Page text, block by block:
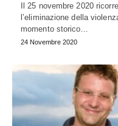
Il 25 novembre 2020
l’eliminazione della
momento storico…
24 Novembre 2020